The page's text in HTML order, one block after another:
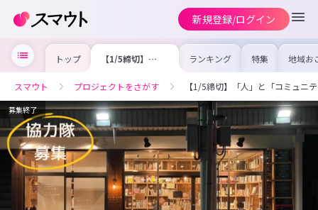
新規登録/ログイン
トップ 【1/5締切】
「人」と「コミュ
ぐ、リンクワーカ
ーになりません
か？
ランキング 特集 地域お
の求
を集め
事内容
を比較
合った
けよう
スマウト プロジェクトをさがす 【1/5締切】「人」と「コミュニ
募集終了